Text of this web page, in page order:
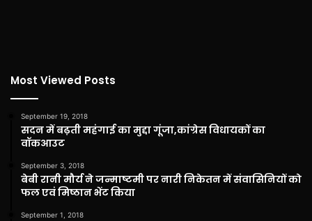
Most Viewed Posts
September 19, 2018
सदन में बढ़ती महंगाई का मुद्दा गूंजा,कांग्रेस विधायकों का
वॉकआउट
September 3, 2018
बेबी रानी मौर्य ने जन्माष्टमी पर नारी निकेतन में संवासिनियों को
फल एवं मिष्ठान भेंट किया
September 1, 2018